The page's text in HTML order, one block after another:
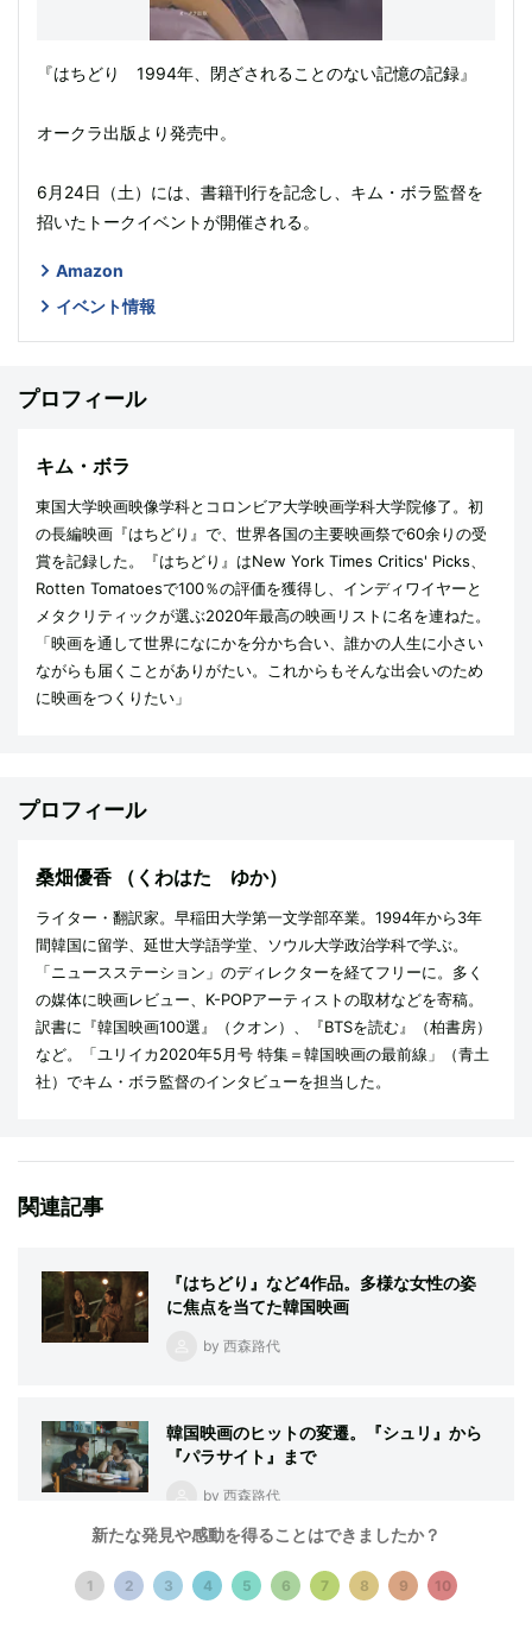
『はちどり 1994年、閉ざされることのない記憶の記録』
オークラ出版より発売中。
6月24日（土）には、書籍刊行を記念し、キム・ボラ監督を
招いたトークイベントが開催される。
Amazon
イベント情報
プロフィール
キム・ボラ
東国大学映画映像学科とコロンビア大学映画学科大学院修了。初
の長編映画『はちどり』で、世界各国の主要映画祭で60余りの受
賞を記録した。『はちどり』はNew York Times Critics' Picks、
Rotten Tomatoesで100％の評価を獲得し、インディワイヤーと
メタクリティックが選ぶ2020年最高の映画リストに名を連ねた。
「映画を通して世界になにかを分かち合い、誰かの人生に小さい
ながらも届くことがありがたい。これからもそんな出会いのため
に映画をつくりたい」
プロフィール
桑畑優香 （くわはた ゆか）
ライター・翻訳家。早稲田大学第一文学部卒業。1994年から3年
間韓国に留学、延世大学語学堂、ソウル大学政治学科で学ぶ。
「ニュースステーション」のディレクターを経てフリーに。多く
の媒体に映画レビュー、K-POPアーティストの取材などを寄稿。
訳書に『韓国映画100選』（クオン）、『BTSを読む』（柏書房）
など。「ユリイカ2020年5月号 特集＝韓国映画の最前線」（青土
社）でキム・ボラ監督のインタビューを担当した。
関連記事
『はちどり』など4作品。多様な女性の姿
に焦点を当てた韓国映画
by 西森路代
韓国映画のヒットの変遷。『シュリ』から
『パラサイト』まで
by 西森路代
Netflixドラマ『シスターズ』が描いた、姉
妹とお金の物語。接続する「小さな世界」
新たな発見や感動を得ることはできましたか？
1 2 3 4 5 6 7 8 9 10